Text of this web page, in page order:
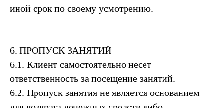
иной срок по своему усмотрению.
6. ПРОПУСК ЗАНЯТИЙ
6.1. Клиент самостоятельно несёт
ответственность за посещение занятий.
6.2. Пропуск занятия не является основанием